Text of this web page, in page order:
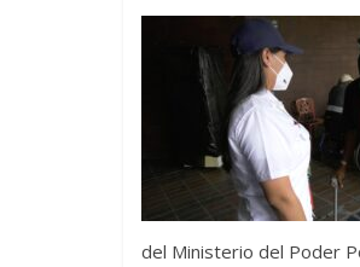
del Ministerio del Poder